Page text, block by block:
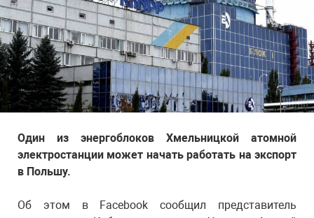
Один из энергоблоков Хмельницкой атомной
электростанции может начать работать на экспорт
в Польшу.
Об этом в Facebook сообщил представитель